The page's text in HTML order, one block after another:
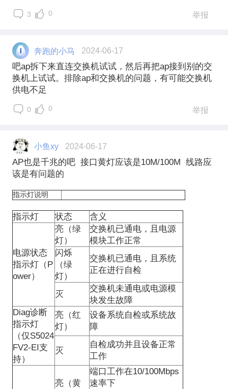
3 0 举报
奔跑的小马 2024-06-17
吧ap拆下来直连交换机试试，然后再把ap接到别的交
换机上试试。排除ap和交换机的问题，有可能交换机
供电不足
0 0 举报
小鱼xy 2024-06-17
AP也是千兆的吧 接口黄灯应该是10M/100M 线路应
该是有问题的
指示灯说明
指示灯 状态 含义
电源状态
指示灯（P
ower）
亮（绿
灯）
交换机已通电，且电源
模块工作正常
闪烁
（绿
灯）
交换机已通电，且系统
正在进行自检
灭
交换机未通电或电源模
块发生故障
Diag诊断
指示灯
（仅S5024
FV2-EI支
持）
亮（红
灯）
设备系统自检或系统故
障
灭
自检成功并且设备正常
工作
亮（黄
端口工作在10/100Mbps
速率下